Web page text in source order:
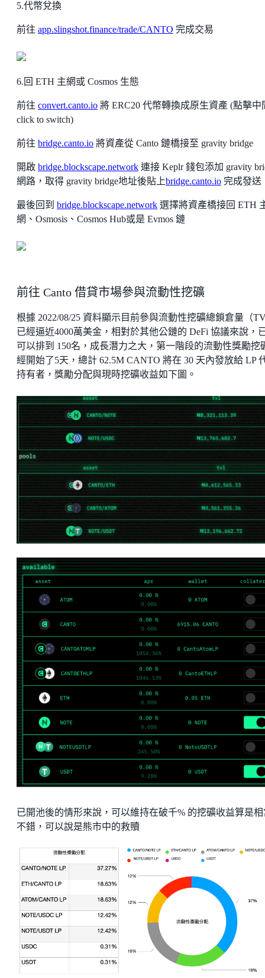
5.代幣兌換
前往 app.slingshot.finance/trade/CANTO 完成交易
6.回 ETH 主網或 Cosmos 生態
前往 convert.canto.io 將 ERC20 代幣轉換成原生資產 (點擊中
click to switch)
前往 bridge.canto.io 將資產從 Canto 鏈橋接至 gravity bridge
開啟 bridge.blockscape.network 連接 Keplr 錢包添加 gravity
網路，取得 gravity bridge地址後貼上bridge.canto.io 完成發送
最後回到 bridge.blockscape.network 選擇將資產橋接回 ETH
網、Osmosis、Cosmos Hub或是 Evmos 鏈
前往 Canto 借貸市場參與流動性挖礦
根據 2022/08/25 資料顯示目前參與流動性挖礦總鎖倉量（
已經逼近4000萬美金，相對於其他公鏈的 DeFi 協議來說，
可以排到 150名，成長潛力之大，第一階段的流動性獎勵挖
經開始了5天，總計 62.5M CANTO 將在 30 天內發放給 LP
持有者，獎勵分配與現時挖礦收益如下圖。
已開池後的情形來說，可以維持在破千% 的挖礦收益算是相
不錯，可以說是熊市中的救贖